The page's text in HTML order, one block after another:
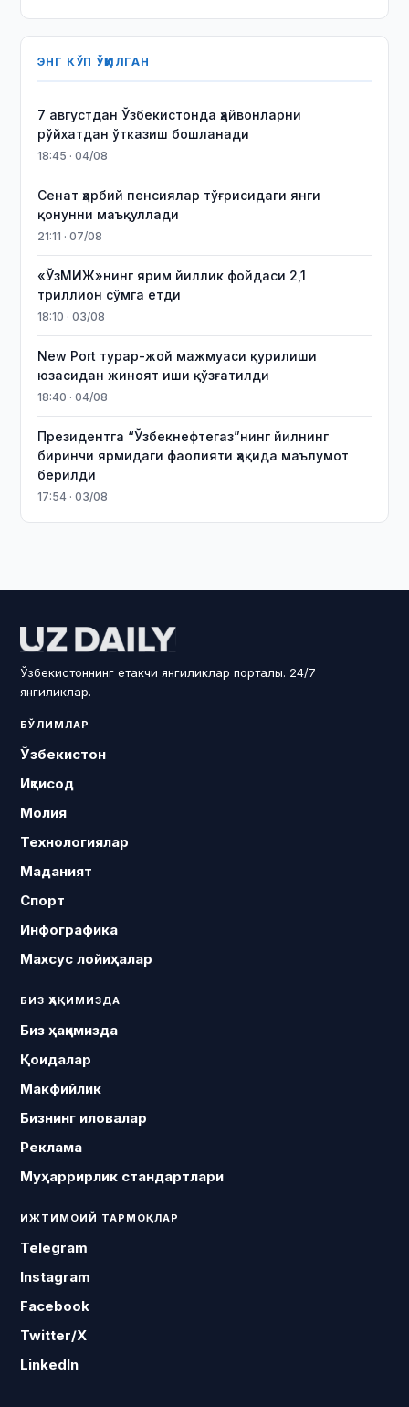
ЭНГ КЎП ЎҚИЛГАН
7 августдан Ўзбекистонда ҳайвонларни
рўйхатдан ўтказиш бошланади
18:45 · 04/08
Сенат ҳарбий пенсиялар тўғрисидаги янги
қонунни маъқуллади
21:11 · 07/08
«ЎзМИЖ»нинг ярим йиллик фойдаси 2,1
триллион сўмга етди
18:10 · 03/08
New Port турар-жой мажмуаси қурилиши
юзасидан жиноят иши қўзғатилди
18:40 · 04/08
Президентга “Ўзбекнефтегаз”нинг йилнинг
биринчи ярмидаги фаолияти ҳақида маълумот
берилди
17:54 · 03/08
Ўзбекистоннинг етакчи янгиликлар порталы. 24/7
янгиликлар.
БЎЛИМЛАР
Ўзбекистон
Иқтисод
Молия
Технологиялар
Маданият
Спорт
Инфографика
Махсус лойиҳалар
БИЗ ҲАҚИМИЗДА
Биз ҳақимизда
Қоидалар
Макфийлик
Бизнинг иловалар
Реклама
Муҳаррирлик стандартлари
ИЖТИМОИЙ ТАРМОҚЛАР
Telegram
Instagram
Facebook
Twitter/X
LinkedIn